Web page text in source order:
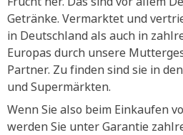
Getränke. Vermarktet und
in Deutschland als auch in
Europas durch unsere
Partner. Zu finden sind sie in
und Supermärkten.
Wenn Sie also beim Einkaufen
werden Sie unter Garantie